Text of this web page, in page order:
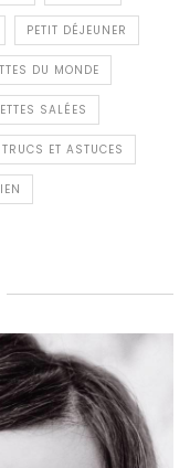
PETIT DÉJEUNER
DU MONDE
SALÉES
TRUCS ET ASTUCES